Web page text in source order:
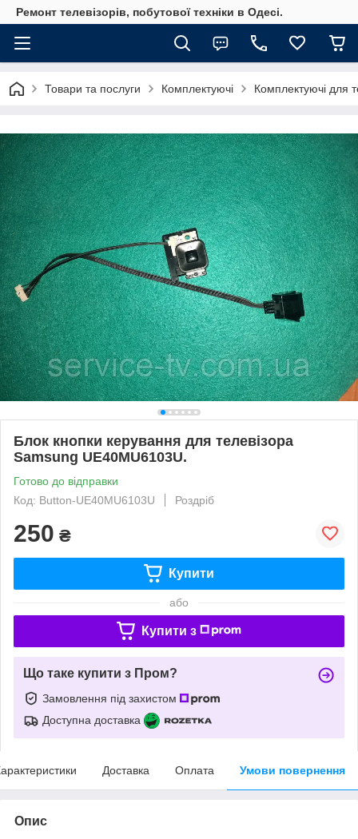
Ремонт телевізорів, побутової техніки в Одесі.
Товари та послуги Комплектуючі Комплектуючі для
Блок кнопки керування для телевізора
Samsung UE40MU6103U.
Готово до відправки
Код: Button-UE40MU6103U
Роздріб
250 ₴
Купити
або
Купити з
Що таке купити з Пром?
Замовлення під захистом
Доступна доставка
Доставка Оплата Умови повернення
Опис